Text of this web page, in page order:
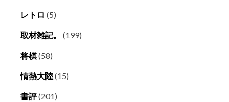
レトロ (5)
取材雑記。 (199)
将棋(58)
情熱大陸(15)
書評(201)